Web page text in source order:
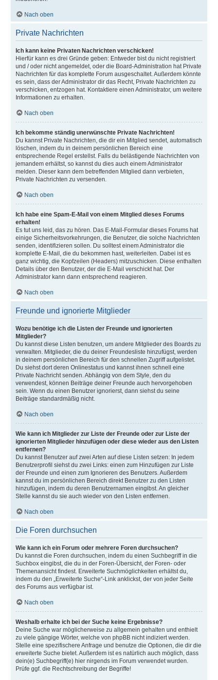
Nach oben
Private Nachrichten
Ich kann keine Privaten Nachrichten verschicken!
Hierfür kann es drei Gründe geben: Entweder bist du nicht registriert
und / oder nicht angemeldet, oder die Board-Administration hat Private
Nachrichten für das komplette Forum ausgeschaltet. Außerdem könnte
es sein, dass der Administrator dir das Recht, Private Nachrichten zu
verschicken, entzogen hat. Kontaktiere einen Administrator, um weitere
Informationen zu erhalten.
Nach oben
Ich bekomme ständig unerwünschte Private Nachrichten!
Du kannst Private Nachrichten, die dir ein Mitglied sendet, automatisch
löschen, indem du in deinem persönlichen Bereich eine
entsprechende Regel erstellst. Falls du belästigende Nachrichten von
jemandem erhältst, so kannst du dies auch einem Administrator
melden. Dieser kann dem betreffenden Mitglied dann verbieten,
Private Nachrichten zu versenden.
Nach oben
Ich habe eine Spam-E-Mail von einem Mitglied dieses Forums
erhalten!
Es tut uns leid, das zu hören. Das E-Mail-Formular dieses Forums hat
einige Sicherheitsvorkehrungen, die Benutzer, die solche Nachrichten
senden, identifizieren sollen. Du solltest einem Administrator die
komplette E-Mail, die du bekommen hast, weiterleiten. Dabei ist es
ganz wichtig, die Kopfzeilen (Headers) mitzuschicken. Diese enthalten
Details über den Benutzer, der die E-Mail verschickt hat. Der
Administrator kann dann entsprechend reagieren.
Nach oben
Freunde und ignorierte Mitglieder
Wozu benötige ich die Listen der Freunde und ignorierten
Mitglieder?
Du kannst diese Listen benutzen, um andere Mitglieder des Boards zu
verwalten. Mitglieder, die du deiner Freundesliste hinzufügst, werden
in deinem persönlichen Bereich für den schnellen Zugriff aufgelistet.
Du siehst dort deren Onlinestatus und kannst ihnen schnell eine
Private Nachricht senden. Abhängig von dem Style, den du
verwendest, können Beiträge deiner Freunde auch hervorgehoben
sein. Wenn du einen Benutzer ignorierst, dann siehst du seine
Beiträge standardmäßig nicht.
Nach oben
Wie kann ich Mitglieder zur Liste der Freunde oder zur Liste der
ignorierten Mitglieder hinzufügen oder diese wieder aus den Listen
entfernen?
Du kannst Benutzer auf zwei Arten auf diese Listen setzen: In jedem
Benutzerprofil siehst du zwei Links: einen zum Hinzufügen zur Liste
der Freunde und einen zum Ignorieren des Benutzers. Außerdem
kannst du im persönlichen Bereich direkt Benutzer zu den Listen
hinzufügen, indem du deren Benutzernamen eingibst. An gleicher
Stelle kannst du sie auch wieder von den Listen entfernen.
Nach oben
Die Foren durchsuchen
Wie kann ich ein Forum oder mehrere Foren durchsuchen?
Du kannst die Foren durchsuchen, indem du einen Suchbegriff in die
Suchbox eingibst, die du in der Foren-Übersicht, der Foren- oder
Themenansicht findest. Erweiterte Suchmöglichkeiten erhältst du,
indem du den „Erweiterte Suche“-Link anklickst, der von jeder Seite
des Forums aus verfügbar ist.
Nach oben
Weshalb erhalte ich bei der Suche keine Ergebnisse?
Deine Suche war möglicherweise zu allgemein gehalten und enthielt
zu viele gängige Wörter, welche von phpBB nicht indiziert werden.
Stelle eine spezifischere Anfrage und benutze die Optionen, die dir die
erweiterte Suche bietet. Außerdem ist es natürlich auch möglich, dass
dein(e) Suchbegriff(e) hier nirgends im Forum verwendet wurden.
Prüfe ggf. die Rechtschreibung der Begriffe!